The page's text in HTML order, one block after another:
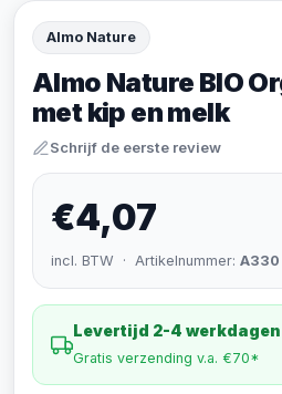
Almo Nature
Almo Nature BIO
met kip en melk
Schrijf de eerste review
€4,07
incl. BTW · Artikelnummer: A330
Levertijd 2-4 werkdagen
Gratis verzending v.a. €70*